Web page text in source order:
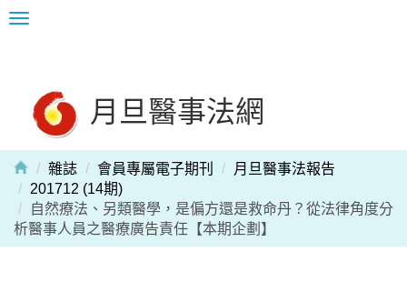
Toggle
月旦醫事法網
雜誌 會員專屬電子期刊
月旦醫事法報告
201712 (14期)
自然療法、另類醫學，是偏方還是救命丹？從法律角度分
析醫事人員之醫療廣告責任【本期企劃】